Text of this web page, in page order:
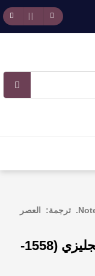
Notes for M.A English Literature & Linguistics. ترجمة: العصر
العصر الإليزابيثي.. في الأدب الإنجليزي (1558-